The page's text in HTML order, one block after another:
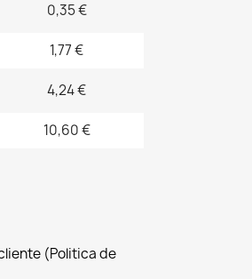
0,35 €
1,77 €
4,24 €
10,60 €
(Politica de